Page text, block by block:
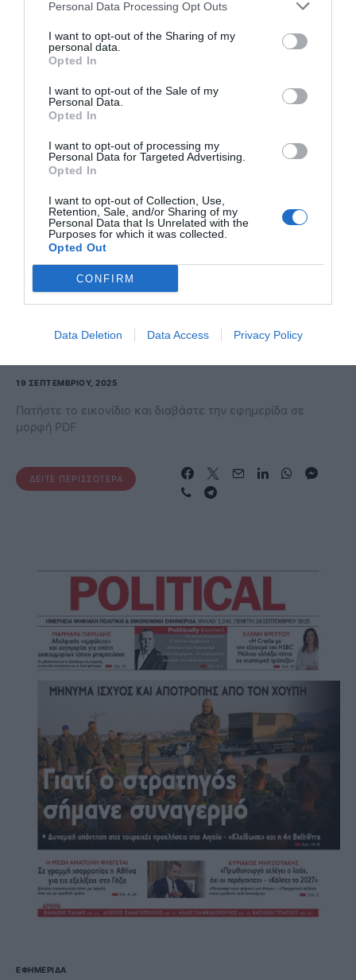
Personal Data Processing Opt Outs
I want to opt-out of the Sharing of my
personal data.
Opted In
I want to opt-out of the Sale of my
Personal Data.
Opted In
I want to opt-out of processing my
Personal Data for Targeted Advertising.
Opted In
I want to opt-out of Collection, Use,
Retention, Sale, and/or Sharing of my
Personal Data that Is Unrelated with the
Purposes for which it was collected.
Opted Out
CONFIRM
Data Deletion Data Access Privacy Policy
19 ΣΕΠΤΕΜΒΡΊΟΥ, 2025
Πατήστε το εικονίδιο και διαβάστε την εφημερίδα σε
μορφή PDF
ΔΕΊΤΕ ΠΕΡΙΣΣΌΤΕΡΑ
ΕΦΗΜΕΡΊΔΑ